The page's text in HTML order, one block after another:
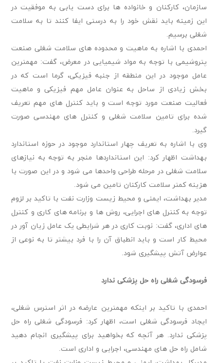
سازمان، کارکنان و خانواده ها برای دست یابی به موفقیت در
این زمینه باید نقش خود را به درستی ایفا کنند تا به سلامت
شغلی برسیم.
احمدی با اشاره به ماهیت و محدوده های سلامت شغلی صنعت
پتروشیمی با توجه به مواد شیمیایی در معرض، گفت: مهمترین
عامل موجود در این منطقه از جنبه فیزیکی، گرما است که در
بخش زیادی از ساحل به عنوان عامل مهم فیزیکی و ماهیت
فعالیت صنعت مورد توجه است و باید کنترل های مهم تعریف
شده برای تامین سلامت شغلی و کنترل های مهندسی صورت
گیرد.
وی با اشاره به تعریف چهار استاندارد موجود در حوزه استاندارد
بهداشت اظهار کرد: این استانداردها منجر به توجه به نیازهای
سلامت شغلی در مرحله طراحی واحدها می شود و در این صورت با
هزینه کمتر سلامت کارکنان تامین می شود.
مدیر بهداشت، ایمنی و محیط‌ زیست وزارت نفت با تاکید بر لزوم
توجه به کنترل های اجرایی، روش ها و برنامه های کاری و کنترل
های اداری، گفت: نوبت کاری در هر شرایطی یک عامل زیان آور در
محیط کار است و باید انطباق آن را با فرد بیشتر تا به نوعی از
عوارض آتش پیشگیری شود.
فرسودگی شغلی راه حل پزشکی ندارد
احمدی با تاکید بر اینکه مهمترین عارضه در اثر استرس شغلی،
ایجاد فرسودگی شغلی است، اظهار کرد: فرسودگی شغلی راه حل
پزشکی ندارد. هر آنچه که بخواهید برای پیشگیری انجام دهید
شامل راه حل های مهندسی، اجرایی و اداری است.